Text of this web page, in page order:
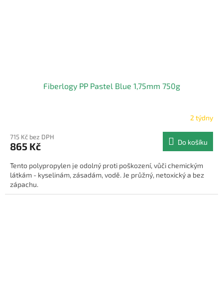
Fiberlogy PP Pastel Blue 1,75mm 750g
2 týdny
715 Kč bez DPH
865 Kč Do košíku
Tento polypropylen je odolný proti poškození, vůči chemickým
látkám - kyselinám, zásadám, vodě. Je průžný, netoxický a bez
zápachu.